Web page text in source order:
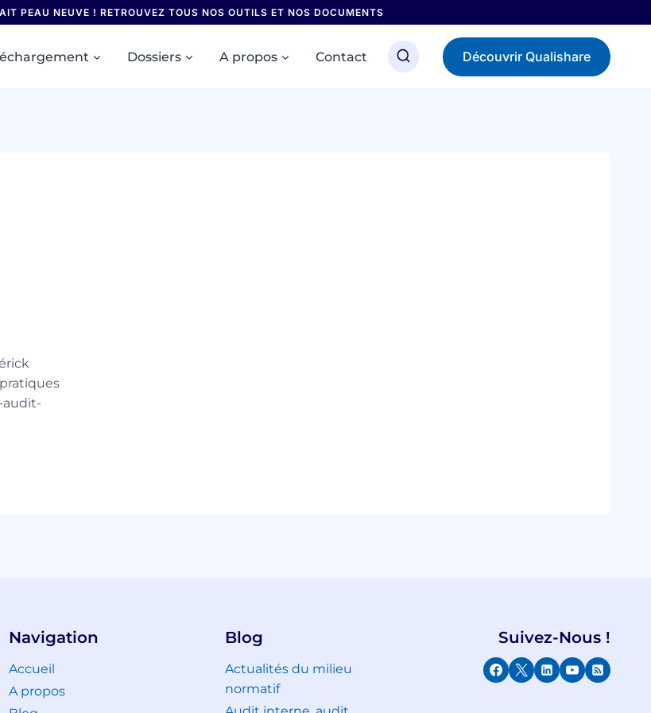
PEAU NEUVE ! RETROUVEZ TOUS NOS OUTILS ET NOS DOCUMENTS
Dossiers A propos Contact Découvrir Qualishare
audit-
Navigation
Accueil
A propos
Blog
Actualités du milieu
normatif
Suivez-Nous !